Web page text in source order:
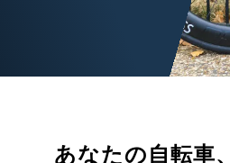
あなたの自転車、